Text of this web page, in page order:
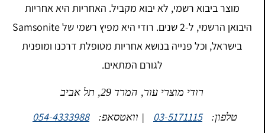
מוצר ביבוא רשמי, לא יבוא מקביל. האחריות היא אחריות
היבואן הרשמי, ל-2 שנים. רודי היא מפיץ רשמי של Samsonite
בישראל, וכל פנייה בנושא אחריות מטופלת דרכנו ומופנית
לגורם המתאים.
רודי מוצרי עור, המרד 29, תל אביב
טלפון: 03-5171115 | וואטסאפ: 054-4333988